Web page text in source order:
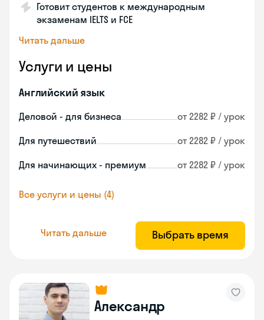
Готовит студентов к международным
экзаменам IELTS и FCE
Читать дальше
Услуги и цены
Английский язык
Деловой - для бизнеса от 2282 ₽ / урок
Для путешествий от 2282 ₽ / урок
Для начинающих - премиум от 2282 ₽ / урок
Все услуги и цены (4)
Читать дальше Выбрать время
Александр